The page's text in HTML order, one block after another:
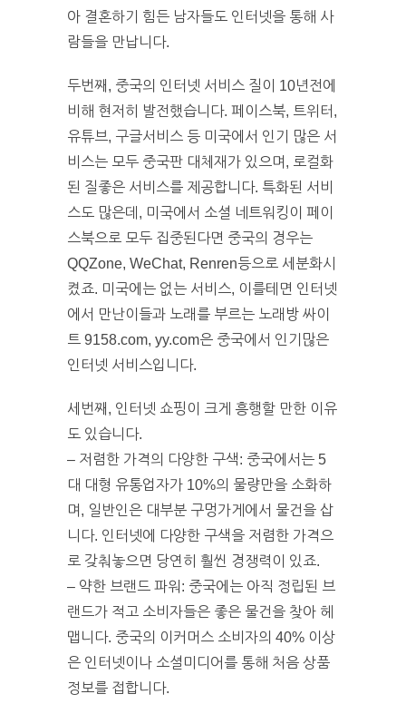
아 결혼하기 힘든 남자들도 인터넷을 통해 사
람들을 만납니다.
두번째, 중국의 인터넷 서비스 질이 10년전에
비해 현저히 발전했습니다. 페이스북, 트위터,
유튜브, 구글서비스 등 미국에서 인기 많은 서
비스는 모두 중국판 대체재가 있으며, 로컬화
된 질좋은 서비스를 제공합니다. 특화된 서비
스도 많은데, 미국에서 소셜 네트워킹이 페이
스북으로 모두 집중된다면 중국의 경우는
QQZone, WeChat, Renren등으로 세분화시
켰죠. 미국에는 없는 서비스, 이를테면 인터넷
에서 만난이들과 노래를 부르는 노래방 싸이
트 9158.com, yy.com은 중국에서 인기많은
인터넷 서비스입니다.
세번째, 인터넷 쇼핑이 크게 흥행할 만한 이유
도 있습니다.
– 저렴한 가격의 다양한 구색: 중국에서는 5
대 대형 유통업자가 10%의 물량만을 소화하
며, 일반인은 대부분 구멍가게에서 물건을 삽
니다. 인터넷에 다양한 구색을 저렴한 가격으
로 갖춰놓으면 당연히 훨씬 경쟁력이 있죠.
– 약한 브랜드 파워: 중국에는 아직 정립된 브
랜드가 적고 소비자들은 좋은 물건을 찾아 헤
맵니다. 중국의 이커머스 소비자의 40% 이상
은 인터넷이나 소셜미디어를 통해 처음 상품
정보를 접합니다.